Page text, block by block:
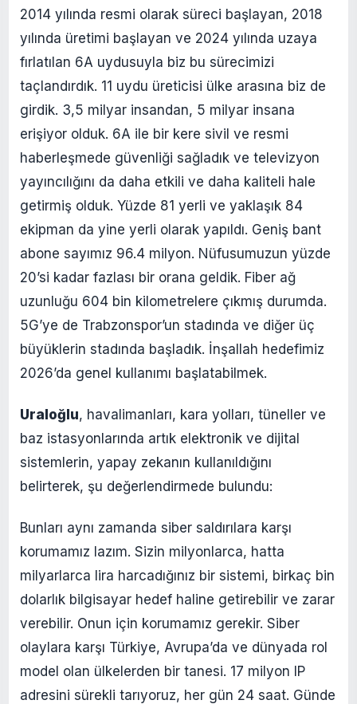
2014 yılında resmi olarak süreci başlayan, 2018
yılında üretimi başlayan ve 2024 yılında uzaya
fırlatılan 6A uydusuyla biz bu sürecimizi
taçlandırdık. 11 uydu üreticisi ülke arasına biz de
girdik. 3,5 milyar insandan, 5 milyar insana
erişiyor olduk. 6A ile bir kere sivil ve resmi
haberleşmede güvenliği sağladık ve televizyon
yayıncılığını da daha etkili ve daha kaliteli hale
getirmiş olduk. Yüzde 81 yerli ve yaklaşık 84
ekipman da yine yerli olarak yapıldı. Geniş bant
abone sayımız 96.4 milyon. Nüfusumuzun yüzde
20’si kadar fazlası bir orana geldik. Fiber ağ
uzunluğu 604 bin kilometrelere çıkmış durumda.
5G’ye de Trabzonspor’un stadında ve diğer üç
büyüklerin stadında başladık. İnşallah hedefimiz
2026’da genel kullanımı başlatabilmek.
Uraloğlu, havalimanları, kara yolları, tüneller ve
baz istasyonlarında artık elektronik ve dijital
sistemlerin, yapay zekanın kullanıldığını
belirterek, şu değerlendirmede bulundu:
Bunları aynı zamanda siber saldırılara karşı
korumamız lazım. Sizin milyonlarca, hatta
milyarlarca lira harcadığınız bir sistemi, birkaç bin
dolarlık bilgisayar hedef haline getirebilir ve zarar
verebilir. Onun için korumamız gerekir. Siber
olaylara karşı Türkiye, Avrupa’da ve dünyada rol
model olan ülkelerden bir tanesi. 17 milyon IP
adresini sürekli tarıyoruz, her gün 24 saat. Günde